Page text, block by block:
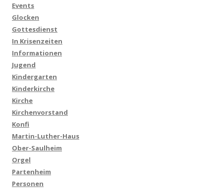
Events
Glocken
Gottesdienst
In Krisenzeiten
Informationen
Jugend
Kindergarten
Kinderkirche
Kirche
Kirchenvorstand
Konfi
Martin-Luther-Haus
Ober-Saulheim
Orgel
Partenheim
Personen